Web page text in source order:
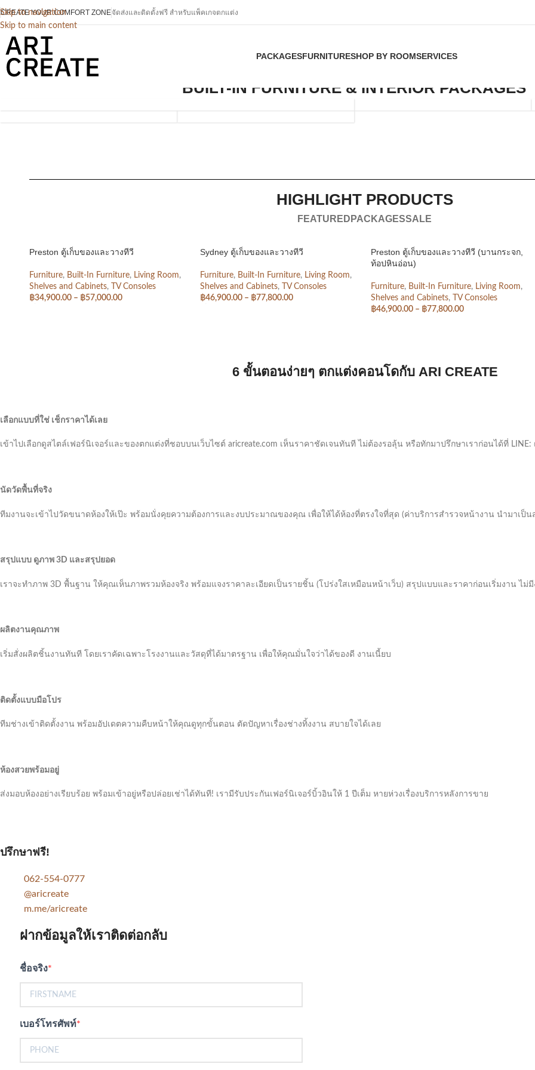
Skip to navigation
Skip to main content
CREATE YOUR COMFORT ZONEจัดส่งและติดตั้งฟรี สำหรับแพ็คเกจตกแต่ง
PACKAGESFURNITURESHOP BY ROOMSERVICES
BUILT-IN FURNITURE & INTERIOR PACKAGES
FURNITURE
SHELVES
LIVING
HIGHLIGHT PRODUCTS
FEATURED PACKAGESSALE
Preston ตู้เก็บของและวางทีวี
Furniture, Built-In Furniture, Living Room,
Shelves and Cabinets,
TV Consoles
฿34,900.00 – ฿57,000.00
Sydney ตู้เก็บของและวางทีวี
Furniture, Built-In Furniture, Living Room,
Shelves and Cabinets,
TV Consoles
฿46,900.00 – ฿77,800.00
Preston ตู้เก็บของและวางทีวี (บานกระจก,
ท้อปหินอ่อน)
Furniture, Built-In Furniture, Living Room,
Shelves and Cabinets,
TV Consoles
฿46,900.00 – ฿77,800.00
6 ขั้นตอนง่ายๆ ตกแต่งคอนโดกับ ARI CREATE
เลือกแบบที่ใช่ เช็กราคาได้เลย
เข้าไปเลือกดูสไตล์เฟอร์นิเจอร์และของตกแต่งที่ชอบบนเว็บไซต์ aricreate.com เห็นราคาชัดเจนทันที ไม่ต้องรอลุ้น หรือทักมาปรึกษาเราก่อนได้ที่ LINE:
นัดวัดพื้นที่จริง
ทีมงานจะเข้าไปวัดขนาดห้องให้เป๊ะ พร้อมนั่งคุยความต้องการและงบประมาณของคุณ เพื่อให้ได้ห้องที่ตรงใจที่สุด (ค่าบริการสำรวจหน้างาน นำมาเป็น
สรุปแบบ ดูภาพ 3D และสรุปยอด
เราจะทำภาพ 3D พื้นฐาน ให้คุณเห็นภาพรวมห้องจริง พร้อมแจงราคาละเอียดเป็นรายชิ้น (โปร่งใสเหมือนหน้าเว็บ) สรุปแบบและราคาก่อนเริ่มงาน ไม่
ผลิตงานคุณภาพ
เริ่มสั่งผลิตชิ้นงานทันที โดยเราคัดเฉพาะโรงงานและวัสดุที่ได้มาตรฐาน เพื่อให้คุณมั่นใจว่าได้ของดี งานเนี้ยบ
ติดตั้งแบบมือโปร
ทีมช่างเข้าติดตั้งงาน พร้อมอัปเดตความคืบหน้าให้คุณดูทุกขั้นตอน ตัดปัญหาเรื่องช่างทิ้งงาน สบายใจได้เลย
ห้องสวยพร้อมอยู่
ส่งมอบห้องอย่างเรียบร้อย พร้อมเข้าอยู่หรือปล่อยเช่าได้ทันที! เรามีรับประกันเฟอร์นิเจอร์บิ้วอินให้ 1 ปีเต็ม หายห่วงเรื่องบริการหลังการขาย
ปรึกษาฟรี!
062-554-0777
@aricreate
m.me/aricreate
ฝากข้อมูลให้เราติดต่อกลับ
ชื่อจริง
เบอร์โทรศัพท์